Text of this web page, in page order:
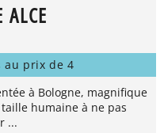
ALCE
au prix de 4
à Bologne, magnifique
humaine à ne pas
...